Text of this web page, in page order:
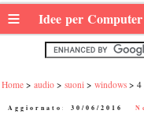
≡ Idee per
Home audio suoni windows 4
Aggiornato: 30/06/2016